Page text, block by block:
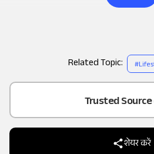
as
Trusted
शेयर करें
Related Topic: #